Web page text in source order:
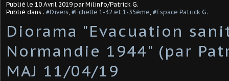
Publié le 10 Avril 2019 par Milinfo/Patrick G.
Publié dans : #Divers, #Echelle 1-32 et 1-35ème, #Espace Patrick G.
Diorama "Evacuation
Normandie 1944" (par
MAJ 11/04/19